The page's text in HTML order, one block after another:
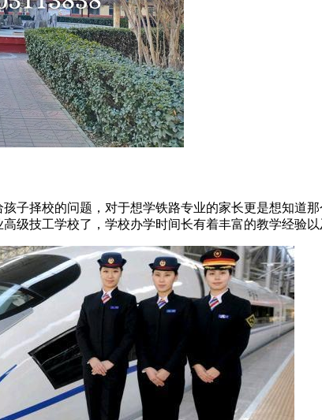
子择校的问题，对于想学铁路专业的家长更是想知道
级技工学校了，学校办学时间长有着丰富的教学经验